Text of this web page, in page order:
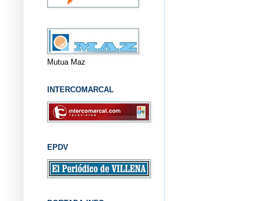
Mutua Maz
INTERCOMARCAL
EPDV